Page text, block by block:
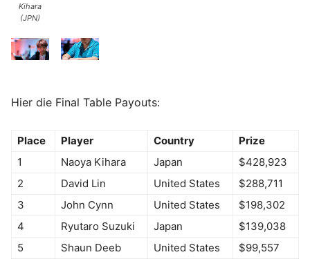
Kihara
(JPN)
Hier die Final Table Payouts:
Place Player Country
Prize
1
Naoya Kihara Japan
$428,923
2
David Lin United States
$288,711
3
John Cynn United States
$198,302
4
Ryutaro Suzuki Japan
$139,038
5
Shaun Deeb United States
$99,557